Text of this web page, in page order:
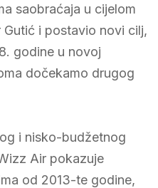
saobraćaja u cijelom
Gutić i postavio novi cilj,
godine u novoj
dočekamo drugog
i nisko-budžetnog
Air pokazuje
od 2013-te godine,